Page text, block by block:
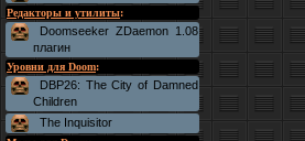
Редакторы и утилиты:
Doomseeker ZDaemon 1.08
плагин
Уровни для Doom:
DBP26: The City of Damned
Children
The Inquisitor